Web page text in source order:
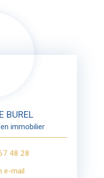
BUREL
immobilier
48 28
e-mail